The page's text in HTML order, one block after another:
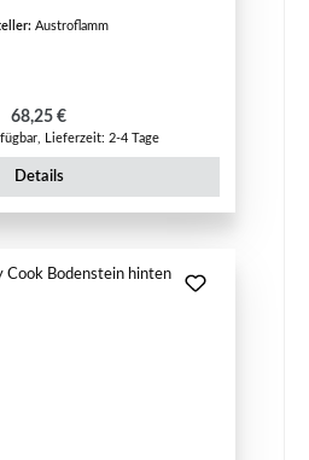
Austroflamm
Regulärer Preis:
68,25 €
Lieferzeit: 2-4 Tage
Details